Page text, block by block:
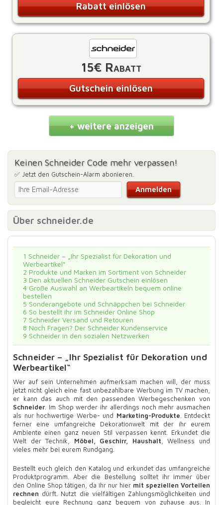
Rabatt einlösen
15€ Rabatt
Gutschein einlösen
+ weitere anzeigen
Keinen Schneider Code mehr verpassen!
✅ Jetzt den Gutschein-Alarm abonieren.
Über schneider.de
1 Schneider – „Ihr Spezialist für Dekoration und
Werbeartikel“
2 Produkte und Marken im Sortiment von Schneider
3 Den aktuellen Schneider Gutschein einlösen
4 Große Auswahl an Werbeartikeln bequem online
bestellen
5 Sonderangebote und Schnäppchen bei Schneider
6 So bestellt ihr im Schneider Online Shop
7 Schneider Versand und Retouren
8 Noch Fragen? Der Schneider Kundenservice
9 Schneider in den sozialen Netzwerken
Schneider – „Ihr Spezialist für Dekoration und
Werbeartikel“
Wer auf sein Unternehmen aufmerksam machen will, der muss
jetzt nicht gleich eine fast unbezahlbare Werbung im TV machen,
er kann das auch mit den passenden Werbegeschenken von
Schneider . Im Shop werder ihr allerdings noch mehr ausmachen
als nur hochwertige Werbe- und Marketing-Produkte . Entdeckt
ferner eine umfangreiche Dekorationwelt mit der ihr eurem
Ambiente einen ganz neuen Stil verpassen kennt. Erkundet die
Welt der Technik, Möbel, Geschirr, Haushalt , Wellness und
vieles mehr bei eurem Rundgang.
Bestellt euch gleich den Katalog und erkundet das umfangreiche
Produktprogramm. Aber die Bestellung solltet ihr immer über
den Online Shop tätigen, da ihr nur hier mit speziellen Vorteilen
rechnen dürft. Nutzt die vielfältigen Zahlungsmöglichkeiten und
begleicht eure Rechnung ganz bequem von zuhause aus. In